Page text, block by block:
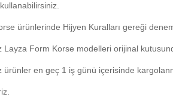
ürünlerinde Hijyen Kuralları gereği
Layza Form Korse modelleri orijinal
ürünler en geç 1 iş günü içerisinde